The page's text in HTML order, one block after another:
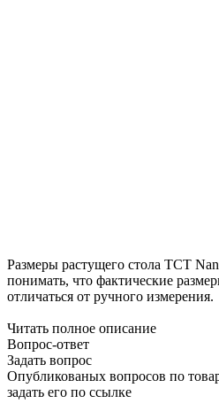
Размеры растущего стола TCT
понимать, что фактические
отличаться от ручного измерения.
Читать полное описание
Вопрос-ответ
Задать вопрос
Опубликованых вопросов по
задать его по ссылке